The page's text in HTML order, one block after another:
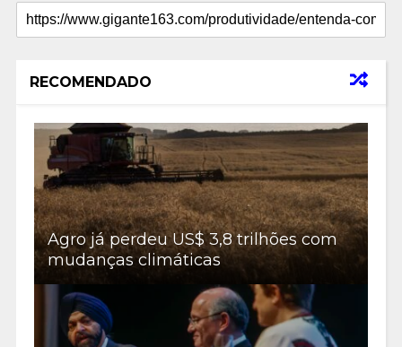
RECOMENDADO
Agro já perdeu US$ 3,8 trilhões com
mudanças climáticas